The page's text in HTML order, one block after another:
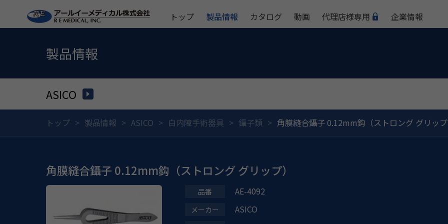
トップ 製品情報 カタログ 動画 代理店様専用 企業情報
製品情報
ASICO
トップ 製品情報 ASICO 白内障手術器具 鑷子類 角膜縫合鑷子 0.12mm鈎（ストロング グリップ
角膜縫合鑷子 0.12mm鈎（ストロング グリップ）
AE-4092
ASICO